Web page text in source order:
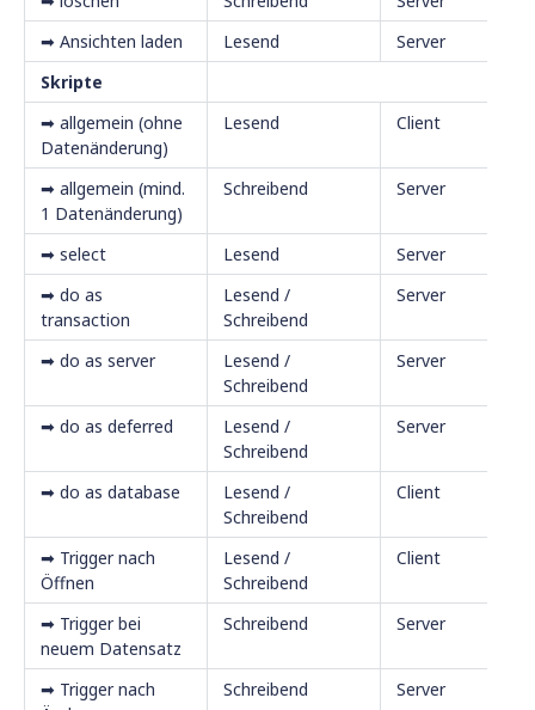
➡ Ansichten laden
Lesend
Server
Skripte
➡ allgemein (ohne
Datenänderung)
Lesend Client
➡ allgemein (mind.
1 Datenänderung)
Schreibend Server
➡ select Lesend
Server
➡ do as
transaction
Lesend /
Schreibend
Server
➡ do as server
Lesend /
Schreibend
Server
➡ do as deferred
Lesend /
Schreibend
Server
➡ do as database
Lesend /
Schreibend
Client
➡ Trigger nach
Öffnen
Lesend /
Schreibend
Client
➡ Trigger bei
neuem Datensatz
Schreibend Server
➡ Trigger nach
Schreibend Server